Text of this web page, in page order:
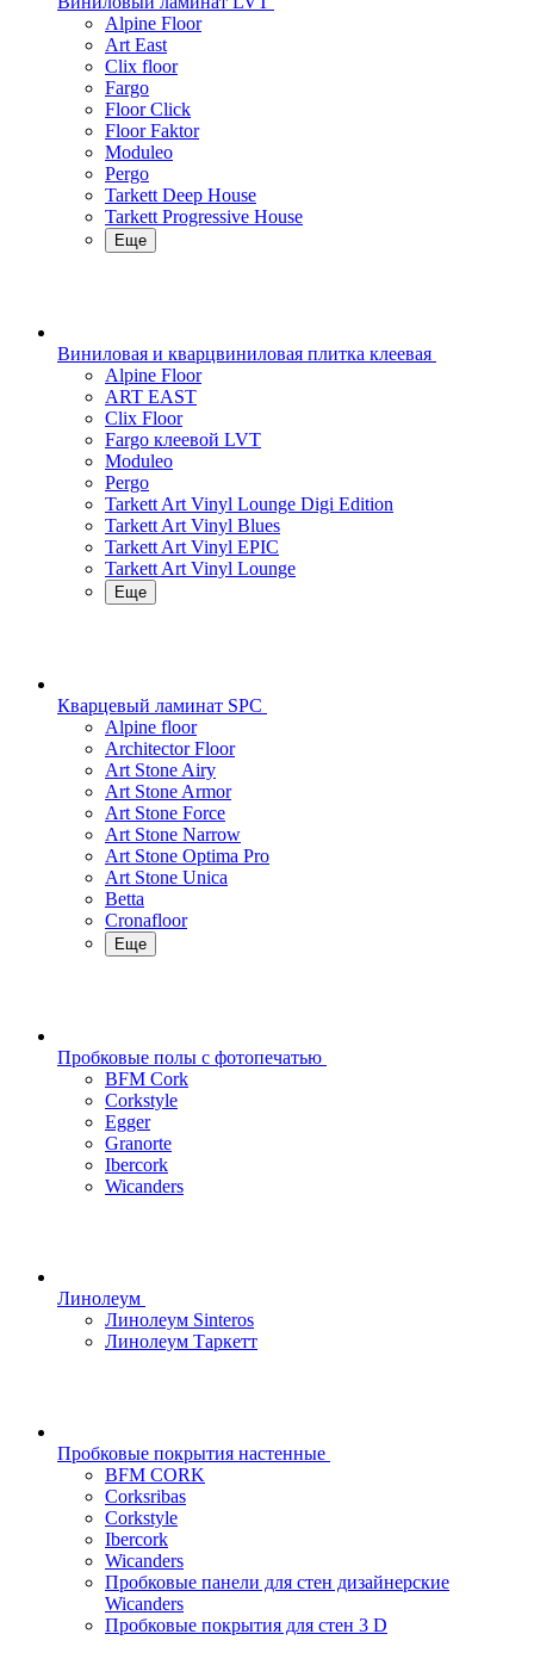
Alpine Floor
Art East
Clix floor
Fargo
Floor Click
Floor Faktor
Moduleo
Pergo
Tarkett Deep House
Tarkett Progressive House
Еще
Виниловая и кварцвиниловая плитка клеевая
Alpine Floor
ART EAST
Clix Floor
Fargo клеевой LVT
Moduleo
Pergo
Tarkett Art Vinyl Lounge Digi Edition
Tarkett Art Vinyl Blues
Tarkett Art Vinyl EPIC
Tarkett Art Vinyl Lounge
Еще
Кварцевый ламинат SPC
Alpine floor
Architector Floor
Art Stone Airy
Art Stone Armor
Art Stone Force
Art Stone Narrow
Art Stone Optima Pro
Art Stone Unica
Betta
Cronafloor
Еще
Пробковые полы с фотопечатью
BFM Cork
Corkstyle
Egger
Granorte
Ibercork
Wicanders
Линолеум
Линолеум Sinteros
Линолеум Таркетт
Пробковые покрытия настенные
BFM CORK
Corksribas
Corkstyle
Ibercork
Wicanders
Пробковые панели для стен дизайнерские
Wicanders
Пробковые покрытия для стен 3 D